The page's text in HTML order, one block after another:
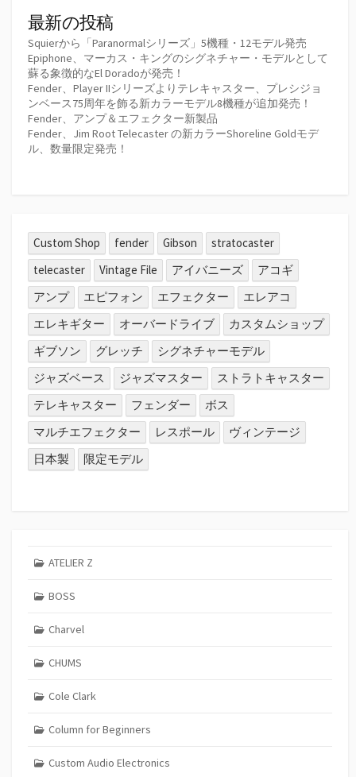
ペ
ー
ジ
送
り
最新の投稿
Squierから「Paranormalシリーズ」5機種・12モデル発売
Epiphone、マーカス・キングのシグネチャー・モデルとして
蘇る象徴的なEl Doradoが発売！
Fender、Player IIシリーズよりテレキャスター、プレシジョ
ンベース75周年を飾る新カラーモデル8機種が追加発売！
Fender、アンプ＆エフェクター新製品
Fender、Jim Root Telecaster の新カラーShoreline Goldモデ
ル、数量限定発売！
Custom Shop fender Gibson
stratocaster
telecaster
Vintage File アイバニーズ
アコギ
アンプ
エピフォン エフェクター
エレアコ
エレキギター
オーバードライブ
カスタムショップ
ギブソン
グレッチ
シグネチャーモデル
ジャズベース
ジャズマスター
ストラトキャスター
テレキャスター
フェンダー
ボス
マルチエフェクター
レスポール
ヴィンテージ
日本製
限定モデル
ATELIER Z
BOSS
Charvel
CHUMS
Cole Clark
Column for Beginners
Custom Audio Electronics